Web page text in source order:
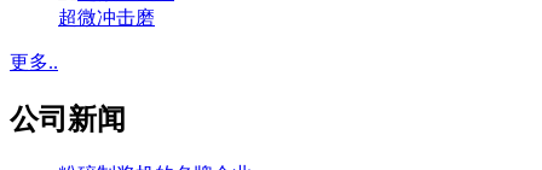
超微冲击磨
更多..
公司新闻